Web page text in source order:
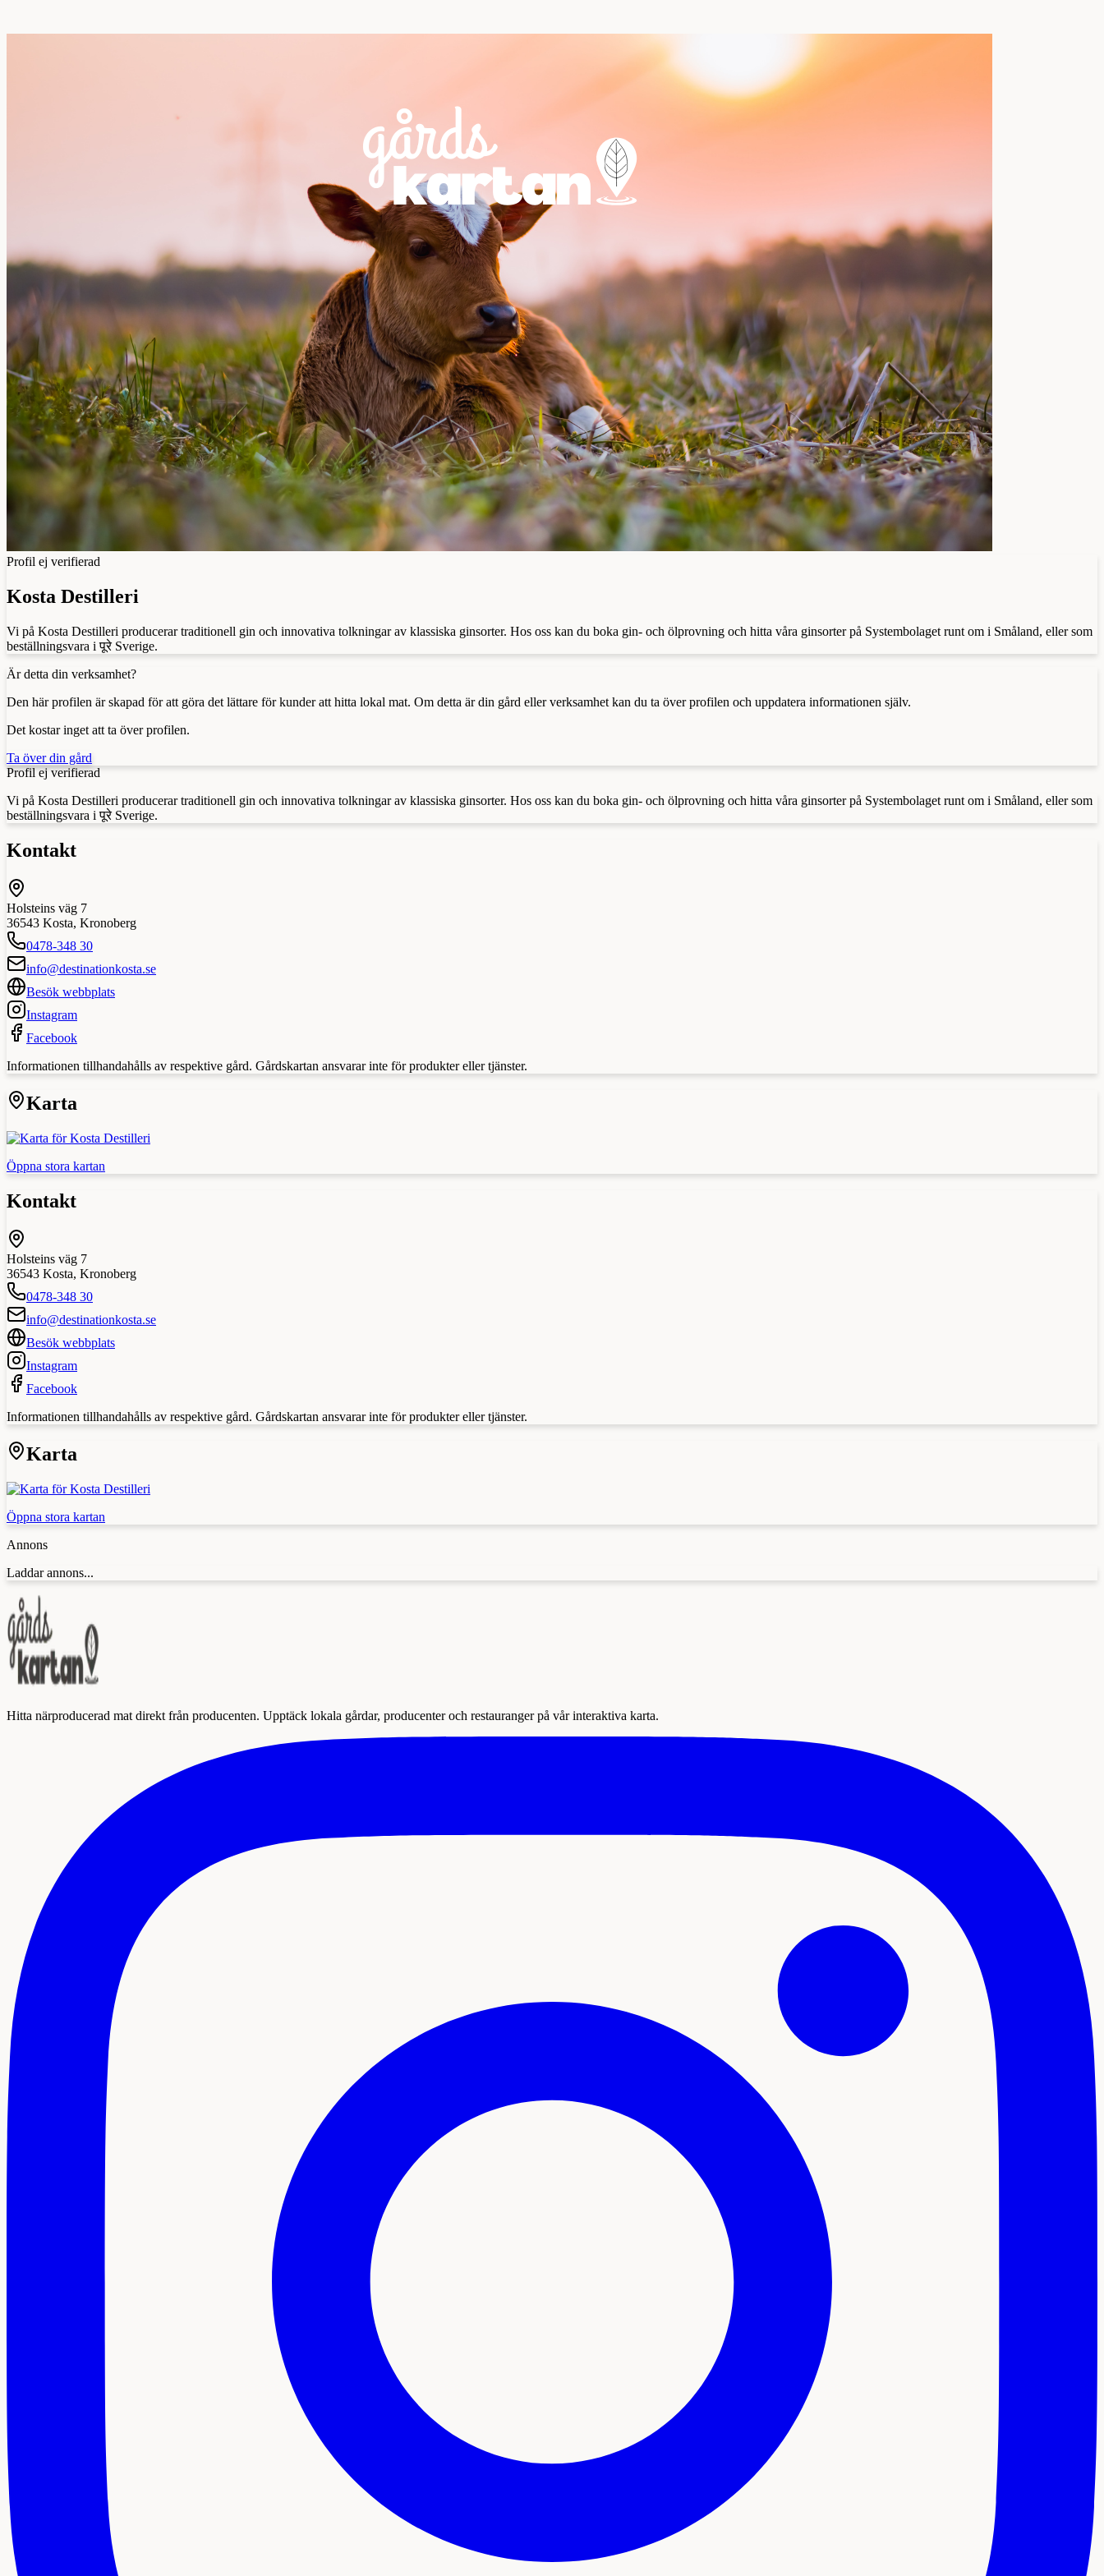
Profil ej verifierad
Kosta Destilleri
Vi på Kosta Destilleri producerar traditionell gin och innovativa tolkningar av klassiska ginsorter. Hos oss kan du boka gin- och ölprovning och hitta våra ginsorter på Systembolaget runt om i Småland, eller som
beställningsvara i पूरे Sverige.
Är detta din verksamhet?
Den här profilen är skapad för att göra det lättare för kunder att hitta lokal mat. Om detta är din gård eller verksamhet kan du ta över profilen och uppdatera informationen själv.
Det kostar inget att ta över profilen.
Ta över din gård
Profil ej verifierad
Vi på Kosta Destilleri producerar traditionell gin och innovativa tolkningar av klassiska ginsorter. Hos oss kan du boka gin- och ölprovning och hitta våra ginsorter på Systembolaget runt om i Småland, eller som
beställningsvara i पूरे Sverige.
Kontakt
Holsteins väg 7
36543 Kosta, Kronoberg
0478-348 30
info@destinationkosta.se
Besök webbplats
Instagram
Facebook
Informationen tillhandahålls av respektive gård. Gårdskartan ansvarar inte för produkter eller tjänster.
Karta
Öppna stora kartan
Kontakt
Holsteins väg 7
36543 Kosta, Kronoberg
0478-348 30
info@destinationkosta.se
Besök webbplats
Instagram
Facebook
Informationen tillhandahålls av respektive gård. Gårdskartan ansvarar inte för produkter eller tjänster.
Karta
Öppna stora kartan
Annons
Laddar annons...
Hitta närproducerad mat direkt från producenten. Upptäck lokala gårdar, producenter och restauranger på vår interaktiva karta.